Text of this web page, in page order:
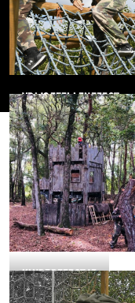
VRIJGEZELLENFEEST
KINDERFEESTJE